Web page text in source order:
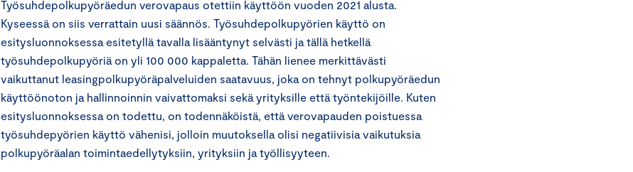
Työsuhdepolkupyöräedun verovapaus otettiin käyttöön vuoden 2021 alusta.
Kyseessä on siis verrattain uusi säännös. Työsuhdepolkupyörien käyttö on
esitysluonnoksessa esitetyllä tavalla lisääntynyt selvästi ja tällä hetkellä
työsuhdepolkupyöriä on yli 100 000 kappaletta. Tähän lienee merkittävästi
vaikuttanut leasingpolkupyöräpalveluiden saatavuus, joka on tehnyt polkupyöräedun
käyttöönoton ja hallinnoinnin vaivattomaksi sekä yrityksille että työntekijöille. Kuten
esitysluonnoksessa on todettu, on todennäköistä, että verovapauden poistuessa
työsuhdepyörien käyttö vähenisi, jolloin muutoksella olisi negatiivisia vaikutuksia
polkupyöräalan toimintaedellytyksiin, yrityksiin ja työllisyyteen.